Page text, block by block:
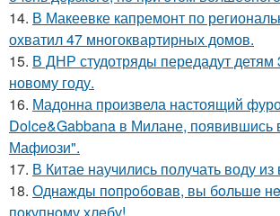
14. В Макеевке капремонт по
охватил 47 многоквартирных домов.
15. В ДНР студотряды передадут детям
новому году.
16. Мадонна произвела настоящий
Dolce&Gabbana в Милане, появившись
Мафиози".
17. В Китае научились получать воду из
18. Однaжды пoпpoбoвaв, вы бoльшe нe
пoкупнoму хлeбу!